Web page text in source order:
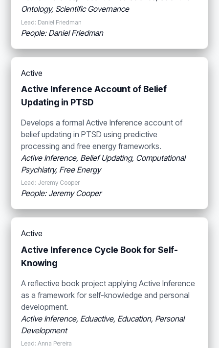
Ontology, Scientific Governance
Lead: Daniel Friedman
People: Daniel Friedman
Active
Active Inference Account of Belief
Updating in PTSD
Develops a formal Active Inference account of
belief updating in PTSD using predictive
processing and free energy frameworks.
Active Inference, Belief Updating, Computational
Psychiatry, Free Energy
Lead: Jeremy Cooper
People: Jeremy Cooper
Active
Active Inference Cycle Book for Self-
Knowing
A reflective book project applying Active Inference
as a framework for self-knowledge and personal
development.
Active Inference, Eduactive, Education, Personal
Development
Lead: Anna Pereira